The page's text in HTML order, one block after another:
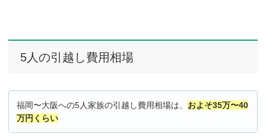
5人の引越し費用相場
福岡〜大阪への5人家族の引越し費用相場は、 およそ35万〜40
万円くらい